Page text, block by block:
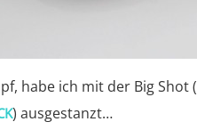
habe ich mit der Big Shot (
) ausgestanzt…